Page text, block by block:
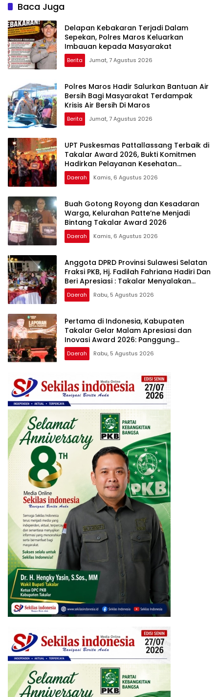
Baca Juga
Delapan Kebakaran Terjadi Dalam
Sepekan, Polres Maros Keluarkan
Imbauan kepada Masyarakat
Berita Jumat, 7 Agustus 2026
Polres Maros Hadir Salurkan Bantuan Air
Bersih Bagi Masyarakat Terdampak
Krisis Air Bersih Di Maros
Berita Jumat, 7 Agustus 2026
UPT Puskesmas Pattallassang Terbaik di
Takalar Award 2026, Bukti Komitmen
Hadirkan Pelayanan Kesehatan
Berkualitas
Daerah Kamis, 6 Agustus 2026
Buah Gotong Royong dan Kesadaran
Warga, Kelurahan Patte’ne Menjadi
Bintang Takalar Award 2026
Daerah Kamis, 6 Agustus 2026
Anggota DPRD Provinsi Sulawesi Selatan
Fraksi PKB, Hj. Fadilah Fahriana Hadiri Dan
Beri Apresiasi : Takalar Menyalakan
Lentera Pengabdian Melalui Malam
Apresiasi dan Inovasi Award 2026
Daerah Rabu, 5 Agustus 2026
Pertama di Indonesia, Kabupaten
Takalar Gelar Malam Apresiasi dan
Inovasi Award 2026: Panggung
Penghargaan bagi Pelayan Publik
Berprestasi
Daerah Rabu, 5 Agustus 2026